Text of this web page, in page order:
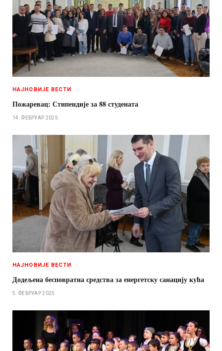
НАЈНОВИЈЕ ВЕСТИ
Пожаревац: Стипендије за 88 студената
14. ФЕБРУАР 2025.
НАЈНОВИЈЕ ВЕСТИ
Додељена бесповратна средства за енергетску санацију кућа
5. ФЕБРУАР 2025.